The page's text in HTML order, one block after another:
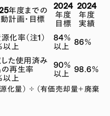
年度までの
計画・目標
2024
年度
目標
2024
年度
実績
化率（注1）
以上
84％
以上
86％
た使用済み
再生率
以上
90％
以上
98.6％
化量） ÷ （有価売却量＋廃棄